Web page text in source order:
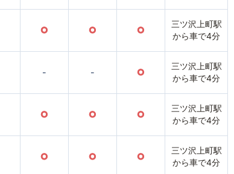
○ ○ ○
三ツ沢上町駅
から車で4分
- - ○
三ツ沢上町駅
から車で4分
○ ○ ○
三ツ沢上町駅
から車で4分
○ ○ ○
三ツ沢上町駅
から車で4分